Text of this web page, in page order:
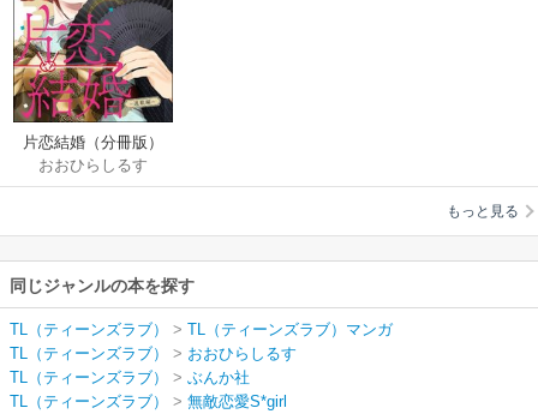
片恋結婚（分冊版）
おおひらしるす
もっと見る
同じジャンルの本を探す
TL（ティーンズラブ） > TL（ティーンズラブ）マンガ
TL（ティーンズラブ）
> おおひらしるす
TL（ティーンズラブ）
> ぶんか社
TL（ティーンズラブ）
> 無敵恋愛S*girl